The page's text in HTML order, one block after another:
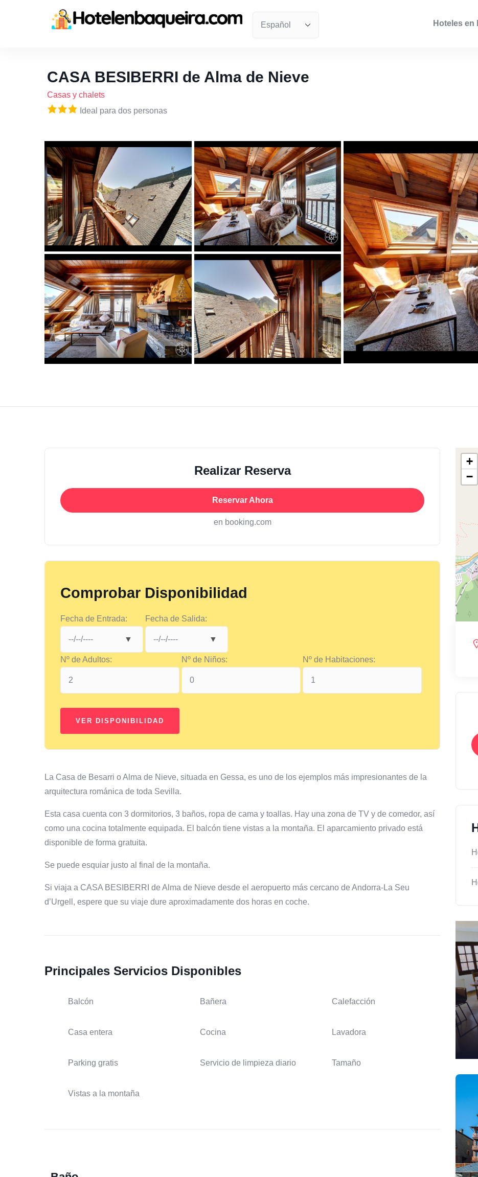
Hoteles en
CASA BESIBERRI de Alma de Nieve
Casas y chalets
Ideal para dos personas
Realizar Reserva
Reservar Ahora
en booking.com
Comprobar Disponibilidad
Fecha de Entrada: Fecha de Salida:
Nº de Adultos: Nº de Niños: Nº de Habitaciones:
La Casa de Besarri o Alma de Nieve, situada en Gessa, es uno de los ejemplos más impresionantes de la
arquitectura románica de toda Sevilla.
Esta casa cuenta con 3 dormitorios, 3 baños, ropa de cama y toallas. Hay una zona de TV y de comedor, así
como una cocina totalmente equipada. El balcón tiene vistas a la montaña. El aparcamiento privado está
disponible de forma gratuita.
Se puede esquiar justo al final de la montaña.
Si viaja a CASA BESIBERRI de Alma de Nieve desde el aeropuerto más cercano de Andorra-La Seu
d’Urgell, espere que su viaje dure aproximadamente dos horas en coche.
Principales Servicios Disponibles
Balcón Bañera Calefacción
Casa entera Cocina Lavadora
Parking gratis Servicio de limpieza diario Tamaño
Vistas a la montaña
+
−